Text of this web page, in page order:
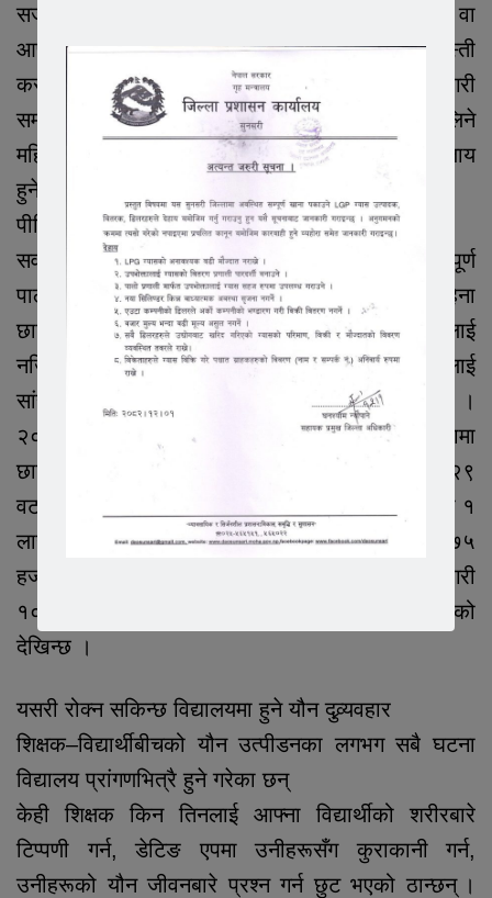
सजायको व्यवस्था गरेको छ भने थुनामा रहेकी महिला वा
आफ्नो संरक्षण वा सुरक्षामा रहेकी महिलालाई जबरजस्ती
करणी गरेमा ३ वर्षसम्म कैद सजाय हुन्छ । त्यसै गरी
सम्बन्धित कार्यालयको कर्मचारी वा पेशागत सेवा लिने
महिलालाई जबरजस्ती करणी गरेमा थप ४ वर्षसम्म कैद सजाय
हुने व्यवस्था ऐनमा रहेको छ ।
पीडितलाई न्यून क्षतिपूर्ति
सर्वोच्च अदालतबाट महत्त्वपूर्ण मुद्दाका फैसलाको पूर्ण
पाठसहित छापिने नेपाल कानुन पत्रिका जो हरेक महिना
छापिन्छ जसमा छापिएका मुद्दामा भएका व्याख्याहरूलाई
नजिरको संज्ञा दिने गरिन्छ । नजिरमा भएका व्याख्यालाई
सांसदबाट पारित भएका कानुन सरह मानिन्छ ।
२०७५÷२०७६ सालमा प्रकाशित सो कानुन पत्रिकामा
छापिएका जबरजस्ती करणी सम्बन्धी मुद्दाहरूलाई हेर्दा २९
वटा मुद्दा छापिएका छन् । ती २९ वटा मुद्दामा २ वटा मुद्दामा १
लाख क्षतिपूर्ति भराउने फैसला भएको छ भने १ मुद्दामा ७५
हजार क्षतिपूर्ति भराउने फैसला भएको देखिन्छ । त्यसै गरी
१० वटा मुद्दामा ५० हजार क्षतिपूर्ति भराउने फैसला भएको
देखिन्छ ।
यसरी रोक्न सकिन्छ विद्यालयमा हुने यौन दुव्र्यवहार
शिक्षक–विद्यार्थीबीचको यौन उत्पीडनका लगभग सबै घटना
विद्यालय प्रांगणभित्रै हुने गरेका छन्
केही शिक्षक किन तिनलाई आफ्ना विद्यार्थीको शरीरबारे
टिप्पणी गर्न, डेटिङ एपमा उनीहरूसँग कुराकानी गर्न,
उनीहरूको यौन जीवनबारे प्रश्न गर्न छुट भएको ठान्छन् ।